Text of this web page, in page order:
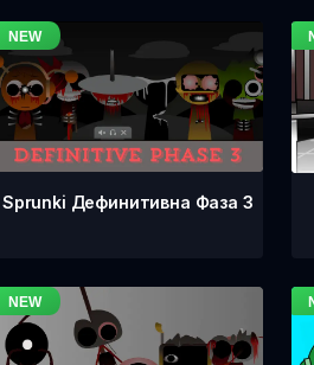
Sprunki Дефинитивна Фаза 3